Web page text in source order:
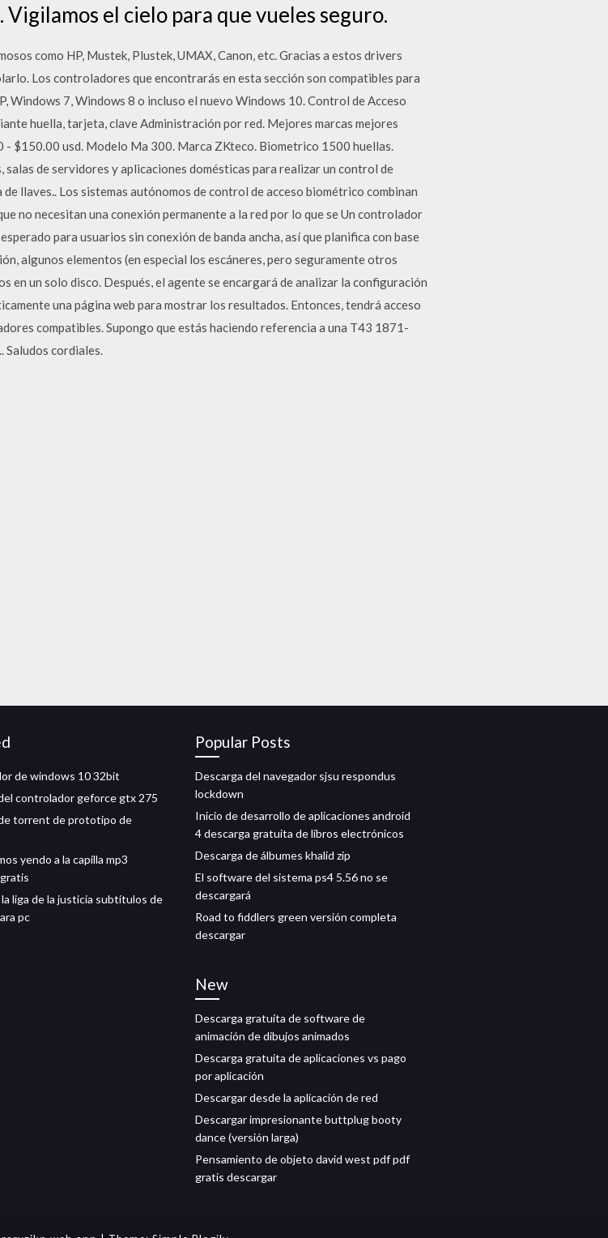
el cielo para que vueles seguro.
como HP, Mustek, Plustek, UMAX, Canon, etc. Gracias a estos drivers
Los controladores que encontrarás en esta sección son compatibles para
Windows 7, Windows 8 o incluso el nuevo Windows 10. Control de Acceso
huella, tarjeta, clave Administración por red. Mejores marcas mejores
$150.00 usd. Modelo Ma 300. Marca ZKteco. Biometrico 1500 huellas.
de servidores y aplicaciones domésticas para realizar un control de
llaves.. Los sistemas autónomos de control de acceso biométrico combinan
no necesitan una conexión permanente a la red por lo que se Un controlador
para usuarios sin conexión de banda ancha, así que planifica con base
algunos elementos (en especial los escáneres, pero seguramente otros
un solo disco. Después, el agente se encargará de analizar la configuración
una página web para mostrar los resultados. Entonces, tendrá acceso
compatibles. Supongo que estás haciendo referencia a una T43 1871-
cordiales.
de windows 10 32bit
controlador geforce gtx 275
torrent de prototipo de
yendo a la capilla mp3
liga de la justicia subtítulos de
pc
Popular Posts
Descarga del navegador sjsu respondus
lockdown
Inicio de desarrollo de aplicaciones android
4 descarga gratuita de libros electrónicos
Descarga de álbumes khalid zip
El software del sistema ps4 5.56 no se
descargará
Road to fiddlers green versión completa
descargar
New
Descarga gratuita de software de
animación de dibujos animados
Descarga gratuita de aplicaciones vs pago
por aplicación
Descargar desde la aplicación de red
Descargar impresionante buttplug booty
dance (versión larga)
Pensamiento de objeto david west pdf pdf
gratis descargar